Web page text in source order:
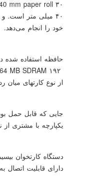
۳۰mm paper roll
خود را انجام می‌دهد.
MB SDRAM
از نوع کارتهای
جایی که قابل حمل
یکپارچه با مشتری
دستگاه کارتخوان
دارای قابلیت